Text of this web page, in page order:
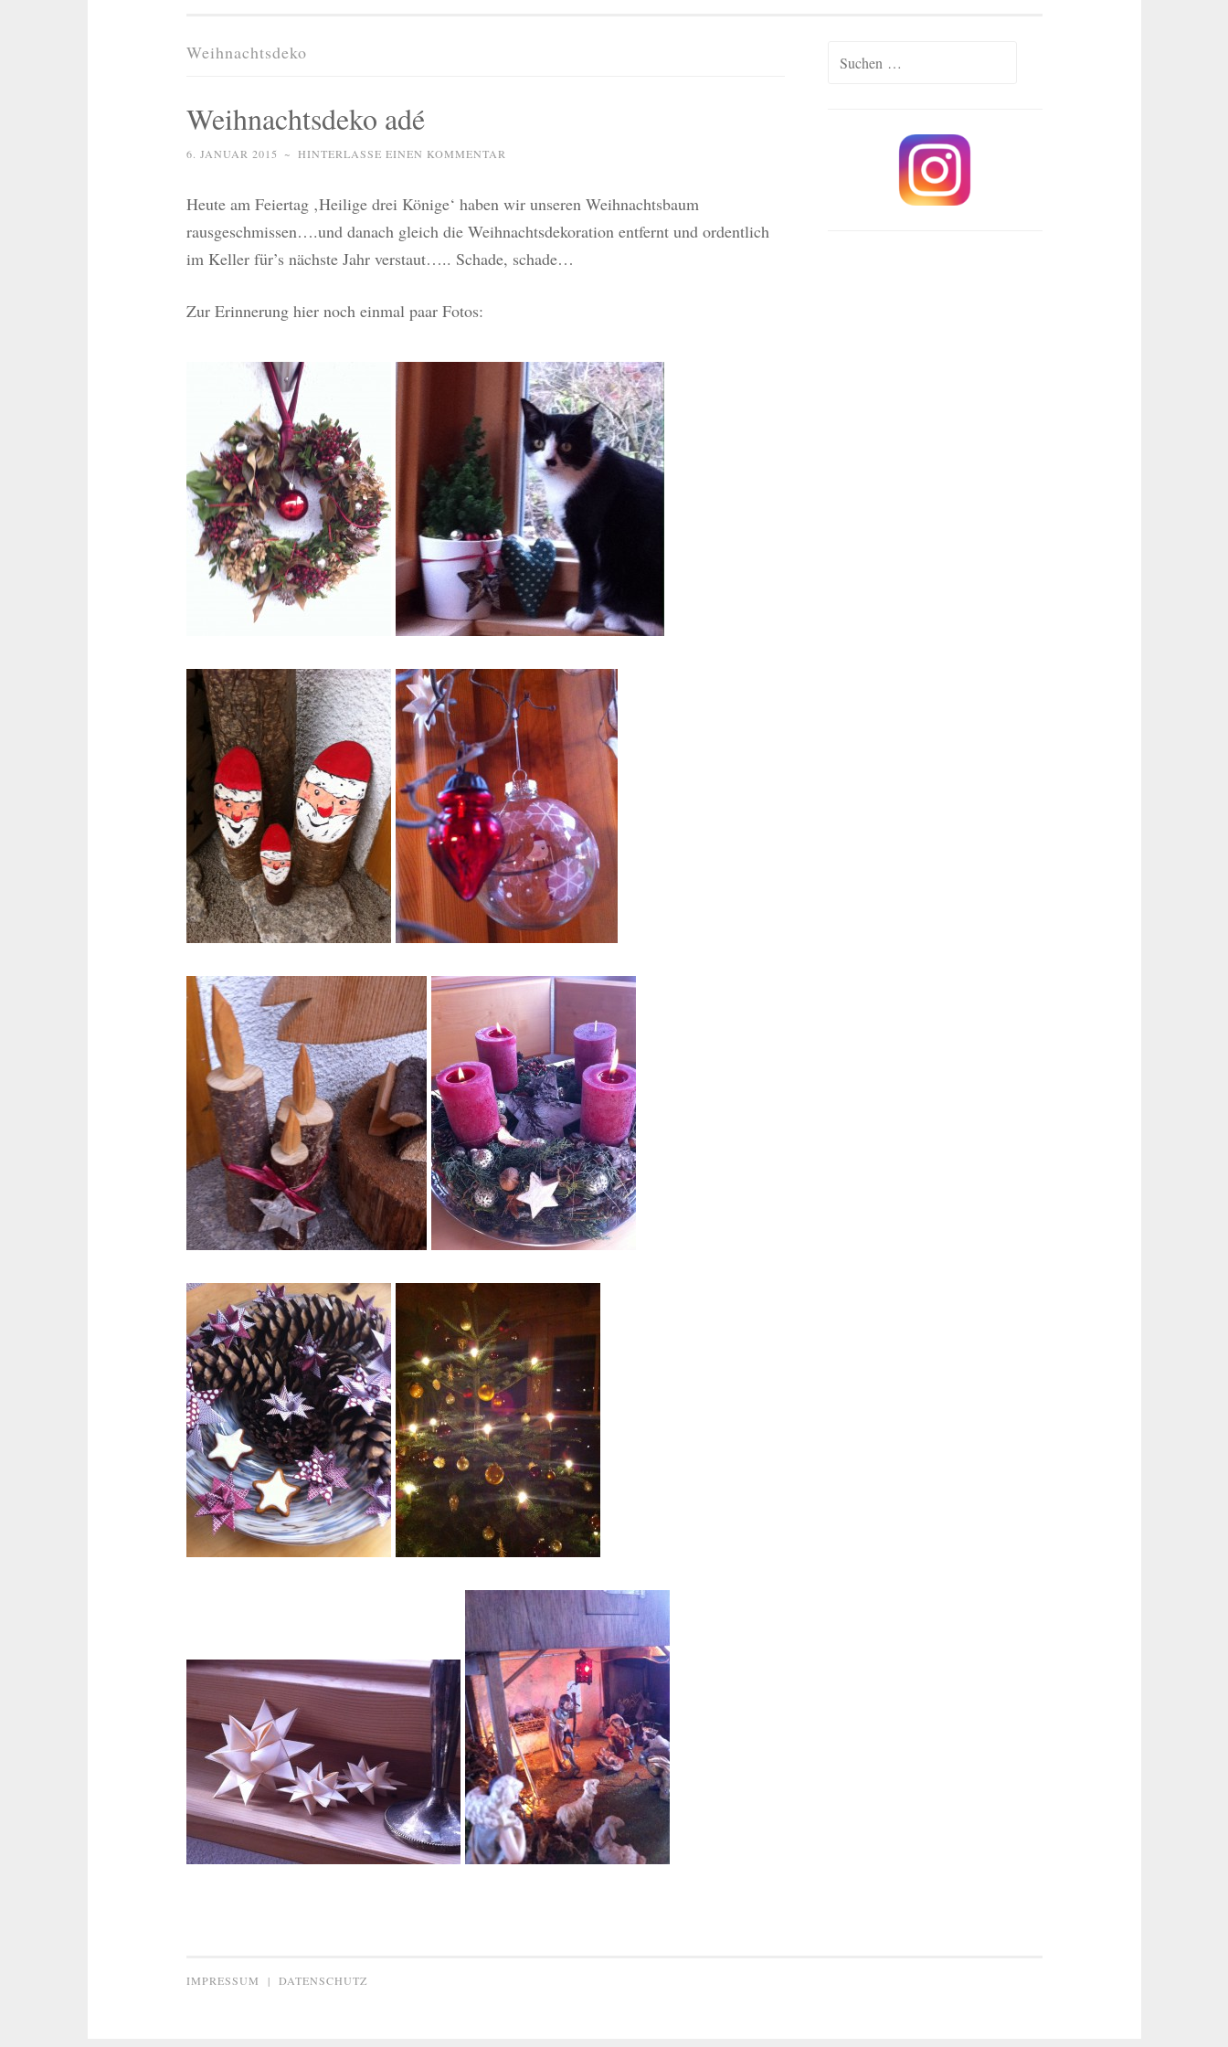
Weihnachtsdeko
Weihnachtsdeko adé
6. JANUAR 2015 ~ HINTERLASSE EINEN KOMMENTAR
Heute am Feiertag ‚Heilige drei Könige‘ haben wir unseren Weihnachtsbaum
rausgeschmissen….und danach gleich die Weihnachtsdekoration entfernt und ordentlich
im Keller für’s nächste Jahr verstaut….. Schade, schade…
Zur Erinnerung hier noch einmal paar Fotos:
Suchen
IMPRESSUM | DATENSCHUTZ